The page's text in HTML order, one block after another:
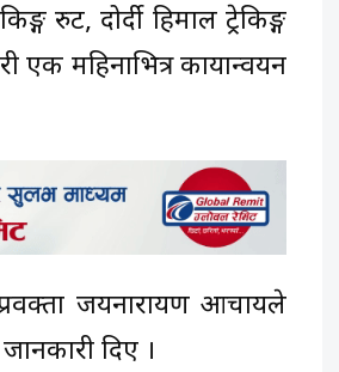
रुट, दोर्दी हिमाल ट्रेकिङ्ग
महिनाभित्र कार्यान्वयन
जयनारायण आचार्यले
दिए ।